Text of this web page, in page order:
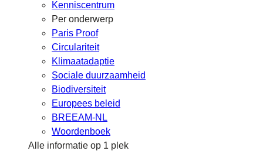
Kenniscentrum
Per onderwerp
Paris Proof
Circulariteit
Klimaatadaptie
Sociale duurzaamheid
Biodiversiteit
Europees beleid
BREEAM-NL
Woordenboek
Alle informatie op 1 plek